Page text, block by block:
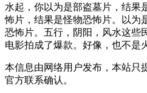
水起，你以为是部盗墓片，结果
怖片，结果是怪物恐怖片。以为
恐怖片。五行，阴阳，风水这些
电影拍成了爆款。好像，也不是
本信息由网络用户发布， 本站只
官方联系确认。